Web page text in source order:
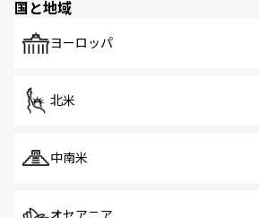
国と地域
ヨーロッパ
北米
中南米
オセアニア